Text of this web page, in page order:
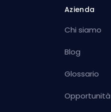
Azienda
Chi siamo
Blog
Glossario
Opportunità